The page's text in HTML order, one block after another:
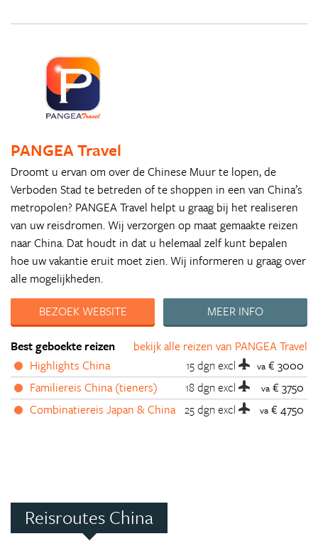
PANGEA Travel
Droomt u ervan om over de Chinese Muur te lopen, de
Verboden Stad te betreden of te shoppen in een van China’s
metropolen? PANGEA Travel helpt u graag bij het realiseren
van uw reisdromen. Wij verzorgen op maat gemaakte reizen
naar China. Dat houdt in dat u helemaal zelf kunt bepalen
hoe uw vakantie eruit moet zien. Wij informeren u graag over
alle mogelijkheden.
BEZOEK WEBSITE
MEER INFO
bekijk alle reizen van PANGEA Travel
Best geboekte reizen
Highlights China
15 dgnexcl va € 3000
Familiereis China (tieners)
18 dgnexcl va € 3750
Combinatiereis Japan & China 25 dgnexcl va € 4750
Reisroutes China